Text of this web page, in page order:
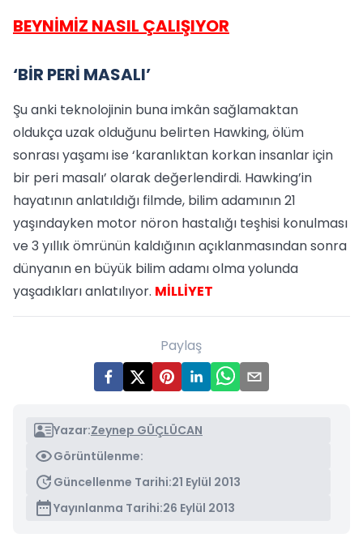
BEYNİMİZ NASIL ÇALIŞIYOR
‘BİR PERİ MASALI’
Şu anki teknolojinin buna imkân sağlamaktan
oldukça uzak olduğunu belirten Hawking, ölüm
sonrası yaşamı ise ‘karanlıktan korkan insanlar için
bir peri masalı’ olarak değerlendirdi. Hawking’in
hayatının anlatıldığı filmde, bilim adamının 21
yaşındayken motor nöron hastalığı teşhisi konulması
ve 3 yıllık ömrünün kaldığının açıklanmasından sonra
dünyanın en büyük bilim adamı olma yolunda
yaşadıkları anlatılıyor. MİLLİYET
Paylaş
Yazar:Zeynep GÜÇLÜCAN
Görüntülenme:
Güncellenme Tarihi:21 Eylül 2013
Yayınlanma Tarihi:26 Eylül 2013